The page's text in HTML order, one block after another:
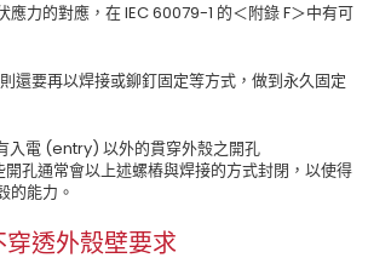
應力的對應，在 IEC 60079-1 的＜附錄 F＞中有可
還要再以焊接或鉚釘固定等方式，做到永久固定
入電 (entry) 以外的貫穿外殼之開孔
孔通常會以上述螺樁與焊接的方式封閉，以使得
的能力。
透外殼壁要求